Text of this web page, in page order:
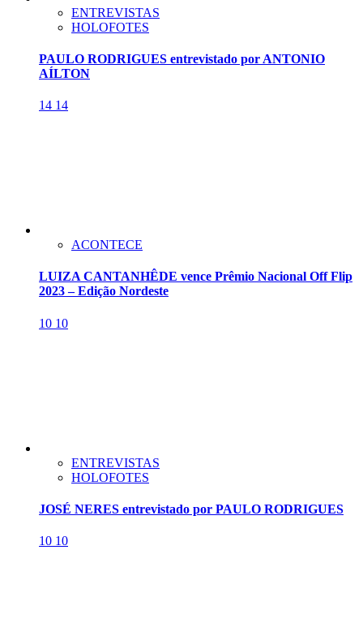
ENTREVISTAS
HOLOFOTES
PAULO RODRIGUES entrevistado por ANTONIO
AÍLTON
14 14
ACONTECE
LUIZA CANTANHÊDE vence Prêmio Nacional Off Flip
2023 – Edição Nordeste
10 10
ENTREVISTAS
HOLOFOTES
JOSÉ NERES entrevistado por PAULO RODRIGUES
10 10